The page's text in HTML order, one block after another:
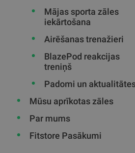
Mājas sporta zāles
iekārtošana
Airēšanas trenažieri
BlazePod reakcijas
treniņš
Padomi un
Mūsu aprīkotas zāles
Par mums
Fitstore Pasākumi